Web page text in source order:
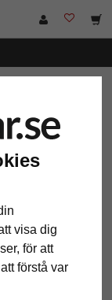
visa dig
för att
förstå var